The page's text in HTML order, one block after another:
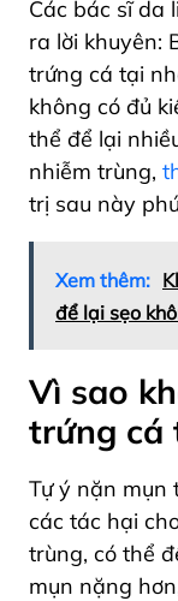
Các bác sĩ da
ra lời khuyên:
trứng cá tại
không có đủ
thể để lại
nhiễm trùng,
trị sau này
Xem thêm:
để lại sẹo
Vì sao
trứng cá
Tự ý nặn mụn
các tác hại
trùng, có thể
mụn nặng